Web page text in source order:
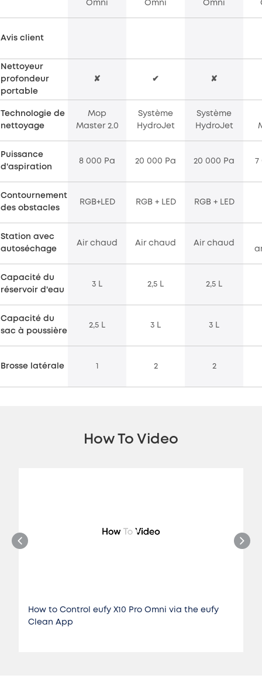
Omni
Omni
Omni
Avis client
Nettoyeur
profondeur
portable
✘ ✔ ✘
Technologie de
nettoyage
Mop
Master 2.0
Système
HydroJet
Système
HydroJet
Puissance
d'aspiration
8 000 Pa 20 000 Pa 20 000 Pa 7
Contournement
des obstacles
RGB+LED RGB + LED RGB + LED
Station avec
autoséchage
Air chaud Air chaud
Air chaud
Capacité du
réservoir d'eau
3 L 2,5 L 2,5 L
Capacité du
sac à poussière
2,5 L 3 L 3 L
Brosse latérale 1 2 2
How To Video
How to Control eufy X10 Pro Omni via the eufy
Clean App